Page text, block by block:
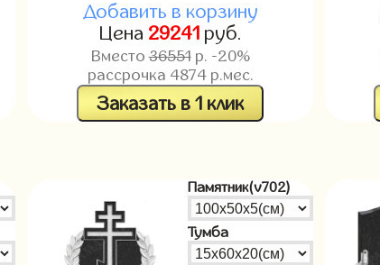
Добавить в корзину
Цена 29241 руб.
Вместо36551р. -20%
рассрочка 4874р.мес.
Заказать в 1 клик
Памятник(v702)
Тумба